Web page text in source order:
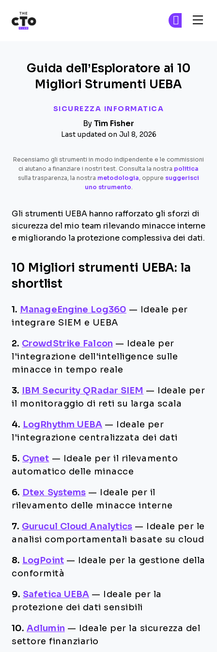
SICUREZZA INFORMATICA
Guida dell’Esploratore ai 10
Migliori Strumenti UEBA
By Tim Fisher
Last updated on Jul 8, 2026
Recensiamo gli strumenti in modo indipendente e le commissioni
ci aiutano a finanziare i nostri test. Consulta la nostra politica
sulla trasparenza, la nostra metodologia, oppure suggerisci
uno strumento.
Gli strumenti UEBA hanno rafforzato gli sforzi di
sicurezza del mio team rilevando minacce interne
e migliorando la protezione complessiva dei dati.
10 Migliori strumenti UEBA: la
shortlist
1. ManageEngine Log360 —
Ideale per
integrare SIEM e UEBA
2. CrowdStrike Falcon —
Ideale per
l'integrazione dell'intelligence sulle
minacce in tempo reale
3. IBM Security QRadar SIEM —
Ideale per
il monitoraggio di reti su larga scala
4. LogRhythm UEBA —
Ideale per
l'integrazione centralizzata dei dati
5. Cynet —
Ideale per il rilevamento
automatico delle minacce
6. Dtex Systems —
Ideale per il
rilevamento delle minacce interne
7. Gurucul Cloud Analytics —
Ideale per le
analisi comportamentali basate su cloud
8. LogPoint —
Ideale per la gestione della
conformità
9. Safetica UEBA —
Ideale per la
protezione dei dati sensibili
10. Adlumin —
Ideale per la sicurezza del
settore finanziario